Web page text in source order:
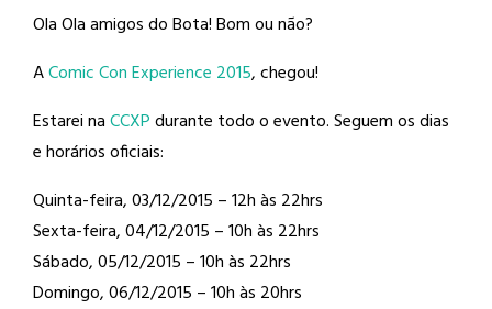
Ola Ola amigos do Bota! Bom ou não?
AComic Con Experience 2015, chegou!
Estarei naCCXPdurante todo o evento. Seguem os dias
e horários oficiais:
Quinta-feira, 03/12/2015 – 12h às 22hrs
Sexta-feira, 04/12/2015 – 10h às 22hrs
Sábado, 05/12/2015 – 10h às 22hrs
Domingo, 06/12/2015 – 10h às 20hrs